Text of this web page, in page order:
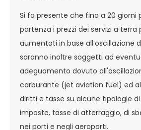
Si fa presente che fino a 20 giorni
partenza i prezzi dei servizi a terra
aumentati in base all’oscillazione
saranno inoltre soggetti ad
adeguamento dovuto
carburante (jet aviation fuel) ed
diritti e tasse su alcune tipologie di
imposte, tasse di atterraggio, di
nei porti e negli aeroporti.